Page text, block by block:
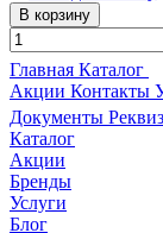
В корзину
Главная Каталог
Акции Контакты
Документы
Каталог
Акции
Бренды
Услуги
Блог